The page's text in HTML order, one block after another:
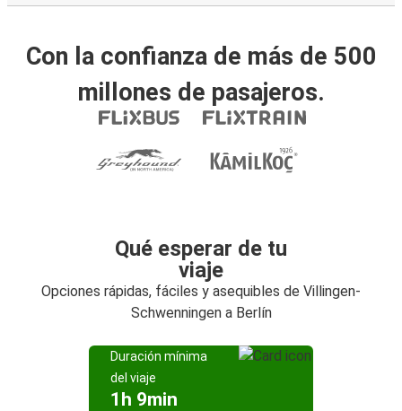
Con la confianza de más de 500
millones de pasajeros.
Qué esperar de tu
viaje
Opciones rápidas, fáciles y asequibles de Villingen-
Schwenningen a Berlín
Duración mínima
del viaje
1h 9min